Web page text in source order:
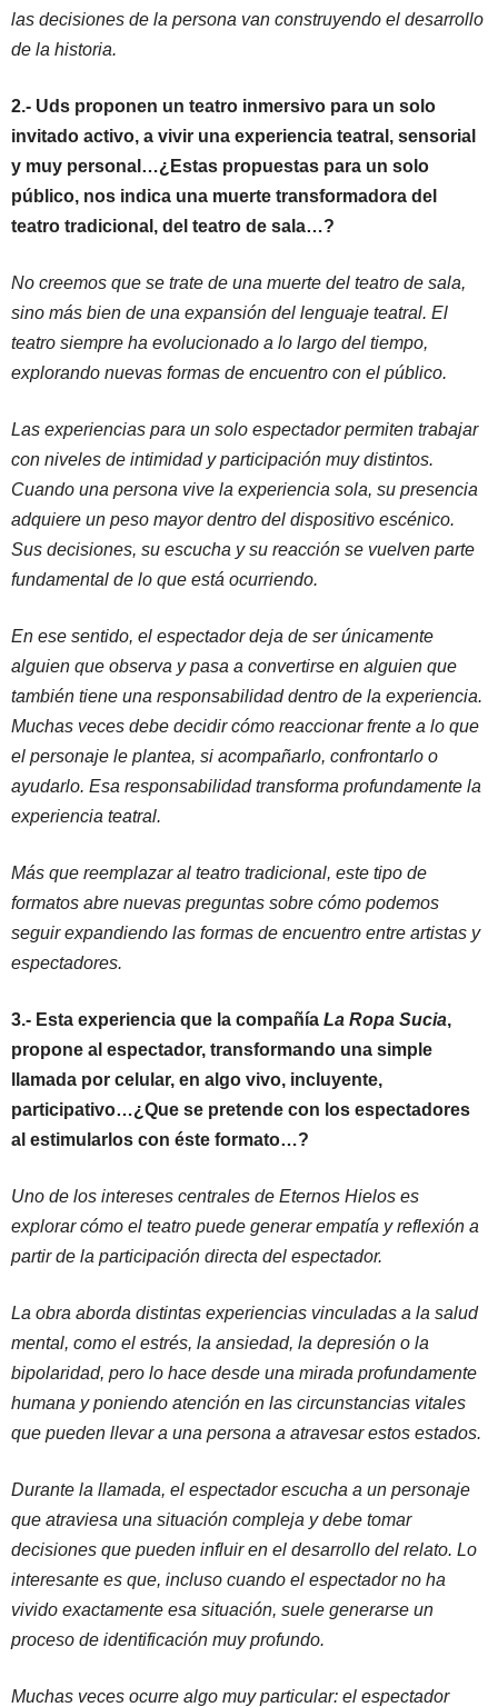
las decisiones de la persona van construyendo el desarrollo
de la historia.
2.- Uds proponen un teatro inmersivo para un solo
invitado activo, a vivir una experiencia teatral, sensorial
y muy personal…¿Estas propuestas para un solo
público, nos indica una muerte transformadora del
teatro tradicional, del teatro de sala…?
No creemos que se trate de una muerte del teatro de sala,
sino más bien de una expansión del lenguaje teatral. El
teatro siempre ha evolucionado a lo largo del tiempo,
explorando nuevas formas de encuentro con el público.
Las experiencias para un solo espectador permiten trabajar
con niveles de intimidad y participación muy distintos.
Cuando una persona vive la experiencia sola, su presencia
adquiere un peso mayor dentro del dispositivo escénico.
Sus decisiones, su escucha y su reacción se vuelven parte
fundamental de lo que está ocurriendo.
En ese sentido, el espectador deja de ser únicamente
alguien que observa y pasa a convertirse en alguien que
también tiene una responsabilidad dentro de la experiencia.
Muchas veces debe decidir cómo reaccionar frente a lo que
el personaje le plantea, si acompañarlo, confrontarlo o
ayudarlo. Esa responsabilidad transforma profundamente la
experiencia teatral.
Más que reemplazar al teatro tradicional, este tipo de
formatos abre nuevas preguntas sobre cómo podemos
seguir expandiendo las formas de encuentro entre artistas y
espectadores.
3.- Esta experiencia que la compañía La Ropa Sucia,
propone al espectador, transformando una simple
llamada por celular, en algo vivo, incluyente,
participativo…¿Que se pretende con los espectadores
al estimularlos con éste formato…?
Uno de los intereses centrales de Eternos Hielos es
explorar cómo el teatro puede generar empatía y reflexión a
partir de la participación directa del espectador.
La obra aborda distintas experiencias vinculadas a la salud
mental, como el estrés, la ansiedad, la depresión o la
bipolaridad, pero lo hace desde una mirada profundamente
humana y poniendo atención en las circunstancias vitales
que pueden llevar a una persona a atravesar estos estados.
Durante la llamada, el espectador escucha a un personaje
que atraviesa una situación compleja y debe tomar
decisiones que pueden influir en el desarrollo del relato. Lo
interesante es que, incluso cuando el espectador no ha
vivido exactamente esa situación, suele generarse un
proceso de identificación muy profundo.
Muchas veces ocurre algo muy particular: el espectador